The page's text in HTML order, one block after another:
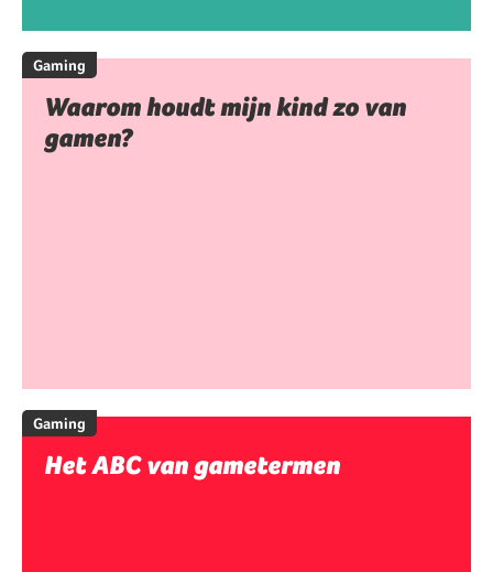
Gaming
Waarom houdt mijn kind zo van
gamen?
Gaming
Het ABC van gametermen